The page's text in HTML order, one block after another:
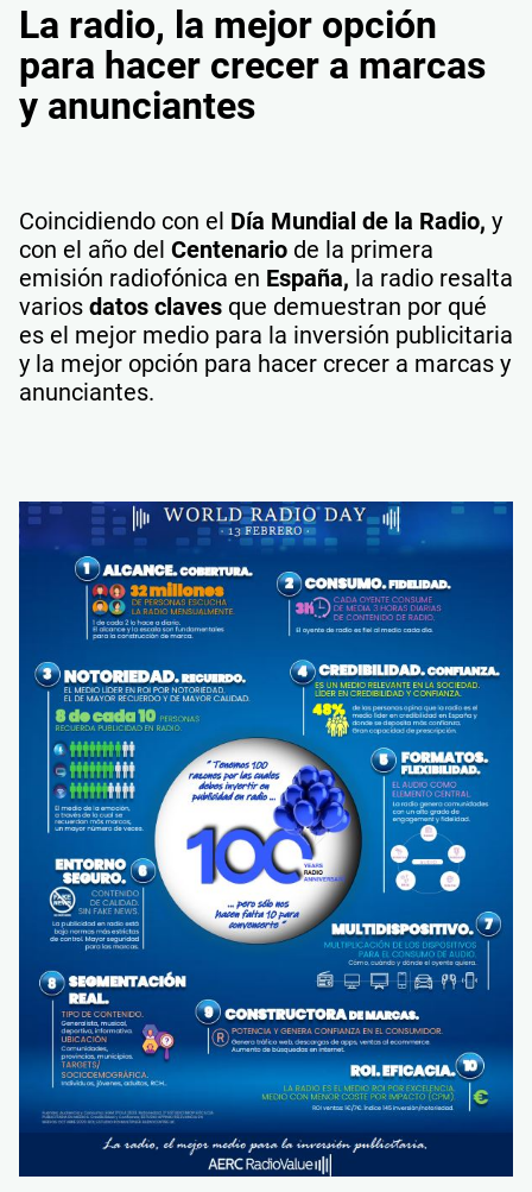
La radio, la mejor opción
para hacer crecer a marcas
y anunciantes
Coincidiendo con el Día Mundial de la Radio, y
con el año del Centenario de la primera
emisión radiofónica en España, la radio resalta
varios datos claves que demuestran por qué
es el mejor medio para la inversión publicitaria
y la mejor opción para hacer crecer a marcas y
anunciantes.